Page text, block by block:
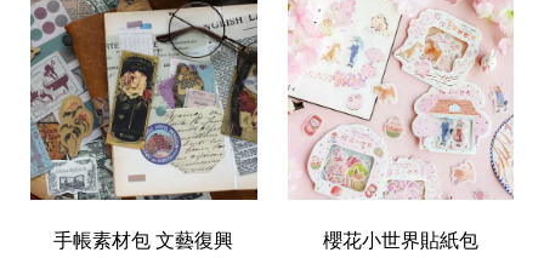
手帳素材包 文藝復興 櫻花小世界貼紙包